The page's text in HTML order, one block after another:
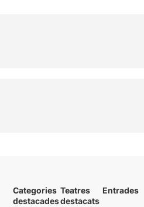
Categories
destacades
Teatres
destacats
Entrades